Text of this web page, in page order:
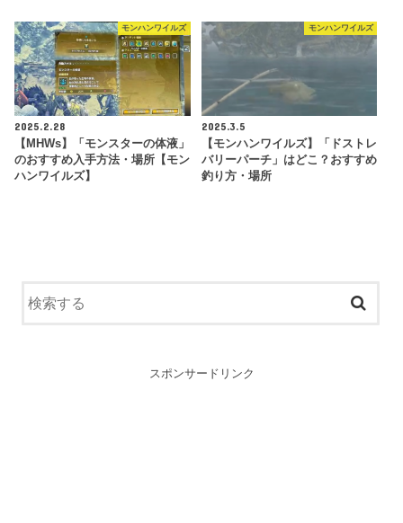
モンハンワイルズ
2025.2.28
【MHWs】「モンスターの体液」
のおすすめ入手方法・場所【モン
ハンワイルズ】
モンハンワイルズ
2025.3.5
【モンハンワイルズ】「ドストレ
バリーパーチ」はどこ？おすすめ
釣り方・場所
スポンサードリンク